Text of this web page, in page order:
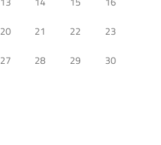
20 21 22
23
27 28 29
30